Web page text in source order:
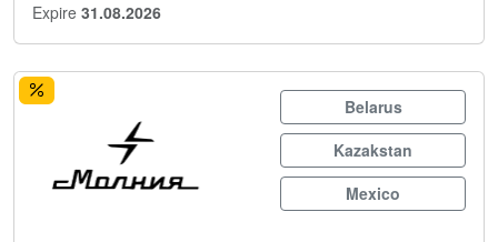
Expire 31.08.2026
Belarus
Kazakstan
Mexico